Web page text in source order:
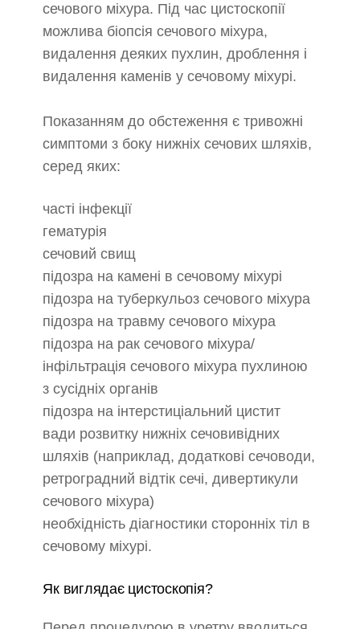
сечового міхура. Під час цистоскопії
можлива біопсія сечового міхура,
видалення деяких пухлин, дроблення і
видалення каменів у сечовому міхурі.
Показанням до обстеження є тривожні
симптоми з боку нижніх сечових шляхів,
серед яких:
часті інфекції
гематурія
сечовий свищ
підозра на камені в сечовому міхурі
підозра на туберкульоз сечового міхура
підозра на травму сечового міхура
підозра на рак сечового міхура/
інфільтрація сечового міхура пухлиною
з сусідніх органів
підозра на інтерстиціальний цистит
вади розвитку нижніх сечовивідних
шляхів (наприклад, додаткові сечоводи,
ретроградний відтік сечі, дивертикули
сечового міхура)
необхідність діагностики сторонніх тіл в
сечовому міхурі.
Як виглядає цистоскопія?